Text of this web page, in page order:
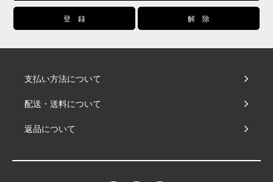
支払い方法について
配送・送料について
返品について